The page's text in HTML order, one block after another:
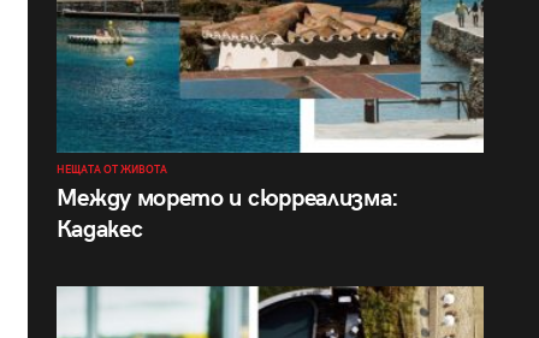
НЕЩАТА ОТ ЖИВОТА
Между морето и сюрреализма:
Кадакес